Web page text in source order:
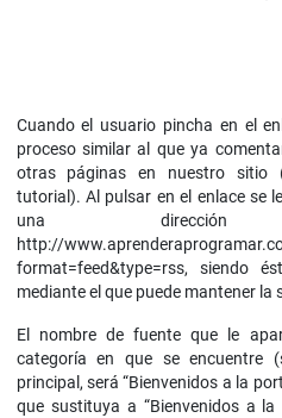
Cuando el usuario pincha en el
proceso similar al que ya
otras páginas en nuestro sitio
tutorial). Al pulsar en el enlace se
una
http://
format=feed&type=rss, siendo
mediante el que puede mantener
El nombre de fuente que le
categoría en que se encuentre
principal, será “Bienvenidos a la
que sustituya a “Bienvenidos a